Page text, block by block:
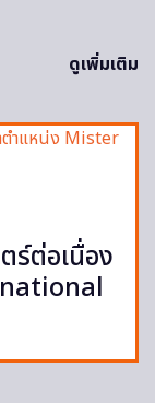
ดูเพิ่มเติม
ร์ต่อเนื่อง